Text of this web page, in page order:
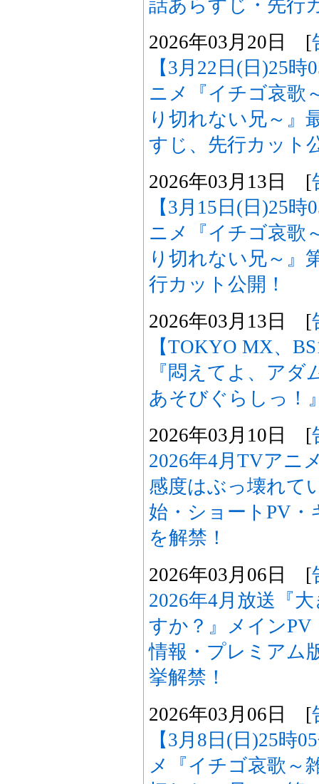
話あらすじ・先行
2026年03月20日 [
【3月22日(日)25
ニメ『イチゴ哀歌
り切れない兄～
すじ、先行カット
2026年03月13日 [
【3月15日(日)25
ニメ『イチゴ哀歌
り切れない兄～
行カット公開！
2026年03月13日 [
【TOKYO MX、
『悶えてよ、アダ
あそびぐらしっ！
2026年03月10日 [
2026年4月TVアニ
感度はぶっ壊れて
始・ショートPV
を解禁！
2026年03月06日 [
2026年4月放送『
すか？』メインPV
情報・プレミアム
挙解禁！
2026年03月06日 [
【3月8日(日)25時
メ『イチゴ哀歌～